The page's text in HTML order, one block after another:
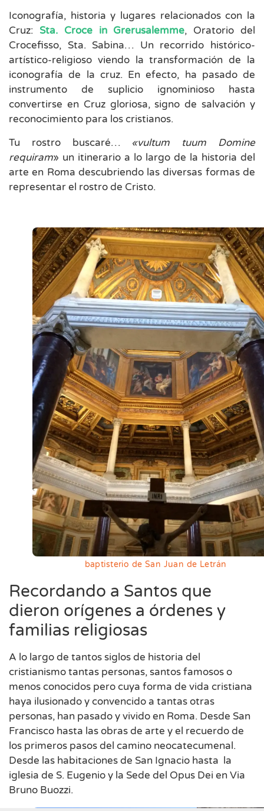
Iconografía, historia y lugares relacionados con la
Cruz: Sta. Croce in Grerusalemme, Oratorio del
Crocefisso, Sta. Sabina… Un recorrido histórico-
artístico-religioso viendo la transformación de la
iconografía de la cruz. En efecto, ha pasado de
instrumento de suplicio ignominioso hasta
convertirse en Cruz gloriosa, signo de salvación y
reconocimiento para los cristianos.
Tu rostro buscaré… «vultum tuum Domine
requiram» un itinerario a lo largo de la historia del
arte en Roma descubriendo las diversas formas de
representar el rostro de Cristo.
baptisterio de San Juan de Letrán
Recordando a Santos que
dieron orígenes a órdenes y
familias religiosas
A lo largo de tantos siglos de historia del
cristianismo tantas personas, santos famosos o
menos conocidos pero cuya forma de vida cristiana
haya ilusionado y convencido a tantas otras
personas, han pasado y vivido en Roma. Desde San
Francisco hasta las obras de arte y el recuerdo de
los primeros pasos del camino neocatecumenal.
Desde las habitaciones de San Ignacio hasta la
iglesia de S. Eugenio y la Sede del Opus Dei en Via
Bruno Buozzi.